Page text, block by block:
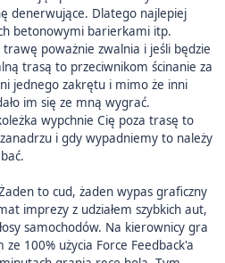
denerwujące. Dlatego najlepiej
betonowymi barierkami itp.
trawę poważnie zwalnia i jeśli będzie
trasą to przeciwnikom ścinanie za
jednego zakrętu i mimo że inni
im się ze mną wygrać.
wypchnie Cię poza trasę to
i gdy wypadniemy to należy
to cud, żaden wypas graficzny
imprezy z udziałem szybkich aut,
samochodów. Na kierownicy gra
100% użycia Force Feedback'a